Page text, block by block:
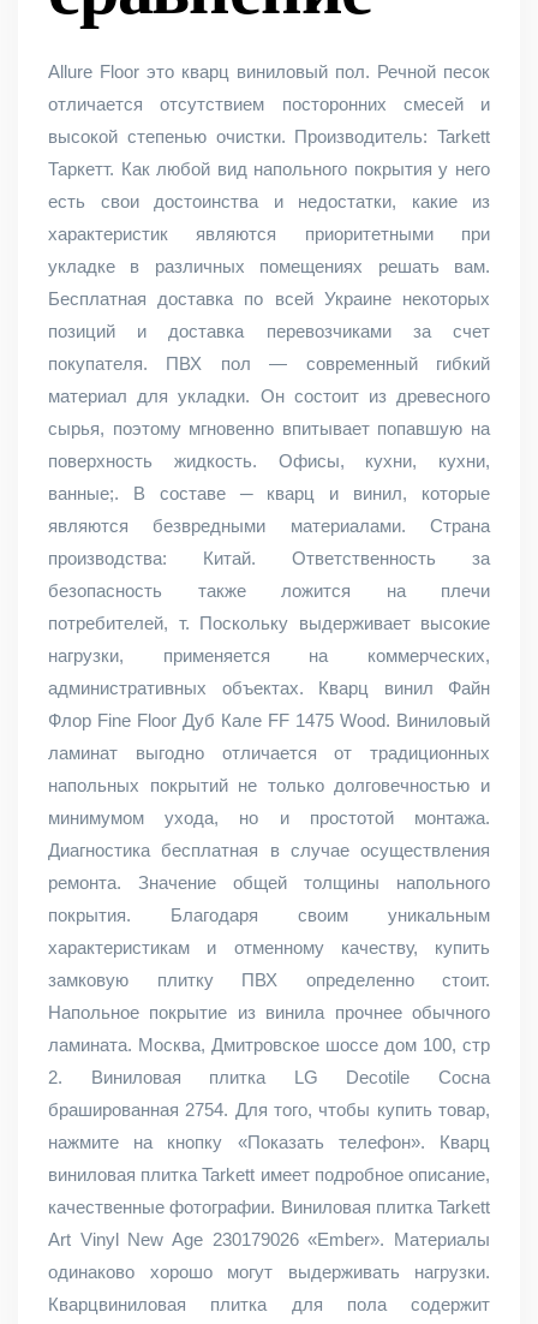
Allure Floor это кварц виниловый пол. Речной песок
отличается отсутствием посторонних смесей и
высокой степенью очистки. Производитель: Tarkett
Таркетт. Как любой вид напольного покрытия у него
есть свои достоинства и недостатки, какие из
характеристик являются приоритетными при
укладке в различных помещениях решать вам.
Бесплатная доставка по всей Украине некоторых
позиций и доставка перевозчиками за счет
покупателя. ПВХ пол — современный гибкий
материал для укладки. Он состоит из древесного
сырья, поэтому мгновенно впитывает попавшую на
поверхность жидкость. Офисы, кухни, кухни,
ванные;. В составе ─ кварц и винил, которые
являются безвредными материалами. Страна
производства: Китай. Ответственность за
безопасность также ложится на плечи
потребителей, т. Поскольку выдерживает высокие
нагрузки, применяется на коммерческих,
административных объектах. Кварц винил Файн
Флор Fine Floor Дуб Кале FF 1475 Wood. Виниловый
ламинат выгодно отличается от традиционных
напольных покрытий не только долговечностью и
минимумом ухода, но и простотой монтажа.
Диагностика бесплатная в случае осуществления
ремонта. Значение общей толщины напольного
покрытия. Благодаря своим уникальным
характеристикам и отменному качеству, купить
замковую плитку ПВХ определенно стоит.
Напольное покрытие из винила прочнее обычного
ламината. Москва, Дмитровское шоссе дом 100, стр
2. Виниловая плитка LG Decotile Сосна
брашированная 2754. Для того, чтобы купить товар,
нажмите на кнопку «Показать телефон». Кварц
виниловая плитка Tarkett имеет подробное описание,
качественные фотографии. Виниловая плитка Tarkett
Art Vinyl New Age 230179026 «Ember». Материалы
одинаково хорошо могут выдерживать нагрузки.
Кварцвиниловая плитка для пола содержит